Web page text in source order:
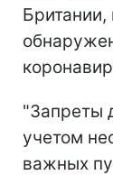
Британии,
"Запреты
учетом
важных